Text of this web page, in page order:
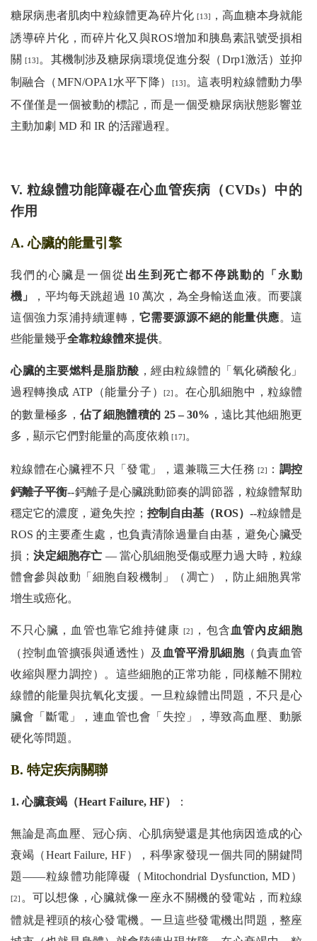
糖尿病患者肌肉中粒線體更為碎片化 [13]
，高血糖本身就能
誘導碎片化，而碎片化又與ROS增加和胰島素訊號受損相
關[13] 。其機制涉及糖尿病環境促進分裂（Drp1激活）並抑
制融合（MFN/OPA1水平下降）
[13] 。這表明粒線體動力學
不僅僅是一個被動的標記，而是一個受糖尿病狀態影響並
主動加劇 MD 和 IR 的活躍過程。
V. 粒線體功能障礙在心血管疾病（CVDs）中的
作用
A. 心臟的能量引擎
我們的心臟是一個從 出生到死亡都不停跳動的「永動
機」
，平均每天跳超過 10 萬次，為全身輸送血液。而要讓
這個強力泵浦持續運轉， 它需要源源不絕的能量供應。這
些能量幾乎全靠粒線體來提供。
心臟的主要燃料是脂肪酸 ，經由粒線體的「氧化磷酸化」
過程轉換成 ATP（能量分子）[2] 。在心肌細胞中，粒線體
的數量極多，佔了細胞體積的 25 – 30% ，遠比其他細胞更
多，顯示它們對能量的高度依賴 [17] 。
粒線體在心臟裡不只「發電」，還兼職三大任務 [2] ： 調控
鈣離子平衡--鈣離子是心臟跳動節奏的調節器，粒線體幫助
穩定它的濃度，避免失控； 控制自由基（ROS） --粒線體是
ROS 的主要產生處，也負責清除過量自由基，避免心臟受
損；決定細胞存亡 — 當心肌細胞受傷或壓力過大時，粒線
體會參與啟動「細胞自殺機制」（凋亡），防止細胞異常
增生或癌化。
不只心臟，血管也靠它維持健康[2] ，包含 血管內皮細胞
（控制血管擴張與通透性）及 血管平滑肌細胞（負責血管
收縮與壓力調控）。這些細胞的正常功能，同樣離不開粒
線體的能量與抗氧化支援。一旦粒線體出問題，不只是心
臟會「斷電」，連血管也會「失控」，導致高血壓、動脈
硬化等問題。
B. 特定疾病關聯
1. 心臟衰竭（Heart Failure, HF） ：
無論是高血壓、冠心病、心肌病變還是其他病因造成的心
衰竭（Heart Failure, HF），科學家發現一個共同的關鍵問
題——粒線體功能障礙（Mitochondrial Dysfunction, MD）
[2] 。可以想像，心臟就像一座永不關機的發電站，而粒線
體就是裡頭的核心發電機。一旦這些發電機出問題，整座